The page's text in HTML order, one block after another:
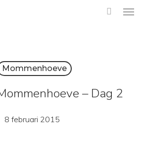
Mommenhoeve
– Dag 2
8 februari 2015